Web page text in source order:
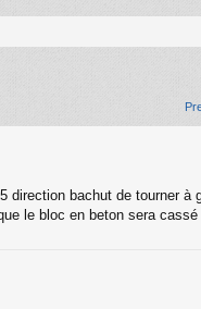
bachut de tourner à
le bloc en beton sera